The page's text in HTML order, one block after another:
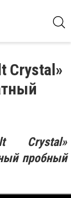
Crystal»
Crystal»
пробный